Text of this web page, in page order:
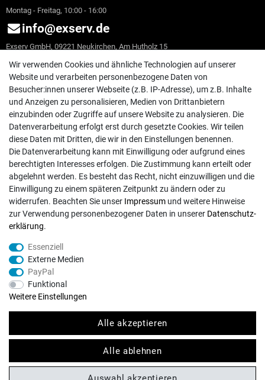
Montag - Freitag, 10:00 - 16:00
info@exserv.de
Exserv GmbH, 09221 Neukirchen, Am Hutholz 15
KONTO & ANMELDUNG
Anmelden
EINKAUFEN
Merkliste
Warenkorb/Kasse
RECHTLICHES
Widerrufs­recht
Daten­schutz­erklärung
AGB
Impressum
INFORMATIONEN
Wir verwenden Cookies und ähnliche Technologien auf unserer
Website und verarbeiten personenbezogene Daten von
Besucher:innen unserer Webseite (z.B. IP-Adresse), um z.B. Inhalte
und Anzeigen zu personalisieren, Medien von Drittanbietern
einzubinden oder Zugriffe auf unsere Website zu analysieren. Die
Datenverarbeitung erfolgt erst durch gesetzte Cookies. Wir teilen
diese Daten mit Dritten, die wir in den Einstellungen benennen.
Die Datenverarbeitung kann mit Einwilligung oder aufgrund eines
berechtigten Interesses erfolgen. Die Zustimmung kann erteilt oder
abgelehnt werden. Es besteht das Recht, nicht einzuwilligen und die
Einwilligung zu einem späteren Zeitpunkt zu ändern oder zu
widerrufen. Beachten Sie unser Impressum und weitere Hinweise
zur Verwendung personenbezogener Daten in unserer Daten­schutz­
erklärung.
Essenziell
Externe Medien
PayPal
Funktional
Weitere Einstellungen
Alle akzeptieren
Alle ablehnen